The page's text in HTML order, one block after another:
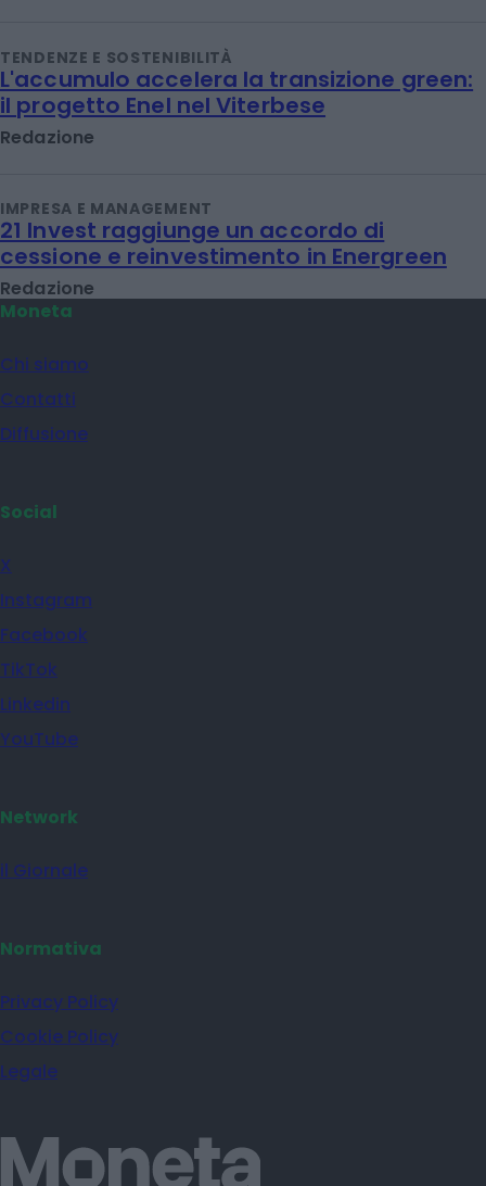
TENDENZE E SOSTENIBILITÀ
L'accumulo accelera la transizione green:
il progetto Enel nel Viterbese
Redazione
IMPRESA E MANAGEMENT
21 Invest raggiunge un accordo di
cessione e reinvestimento in Energreen
Redazione
Moneta
Chi siamo
Contatti
Diffusione
Social
X
Instagram
Facebook
TikTok
Linkedin
YouTube
Network
il Giornale
Normativa
Privacy Policy
Cookie Policy
Legale